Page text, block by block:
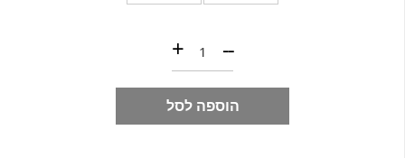
כמות של חגורת סטרץ' טקטית --
+
הוספה לסל